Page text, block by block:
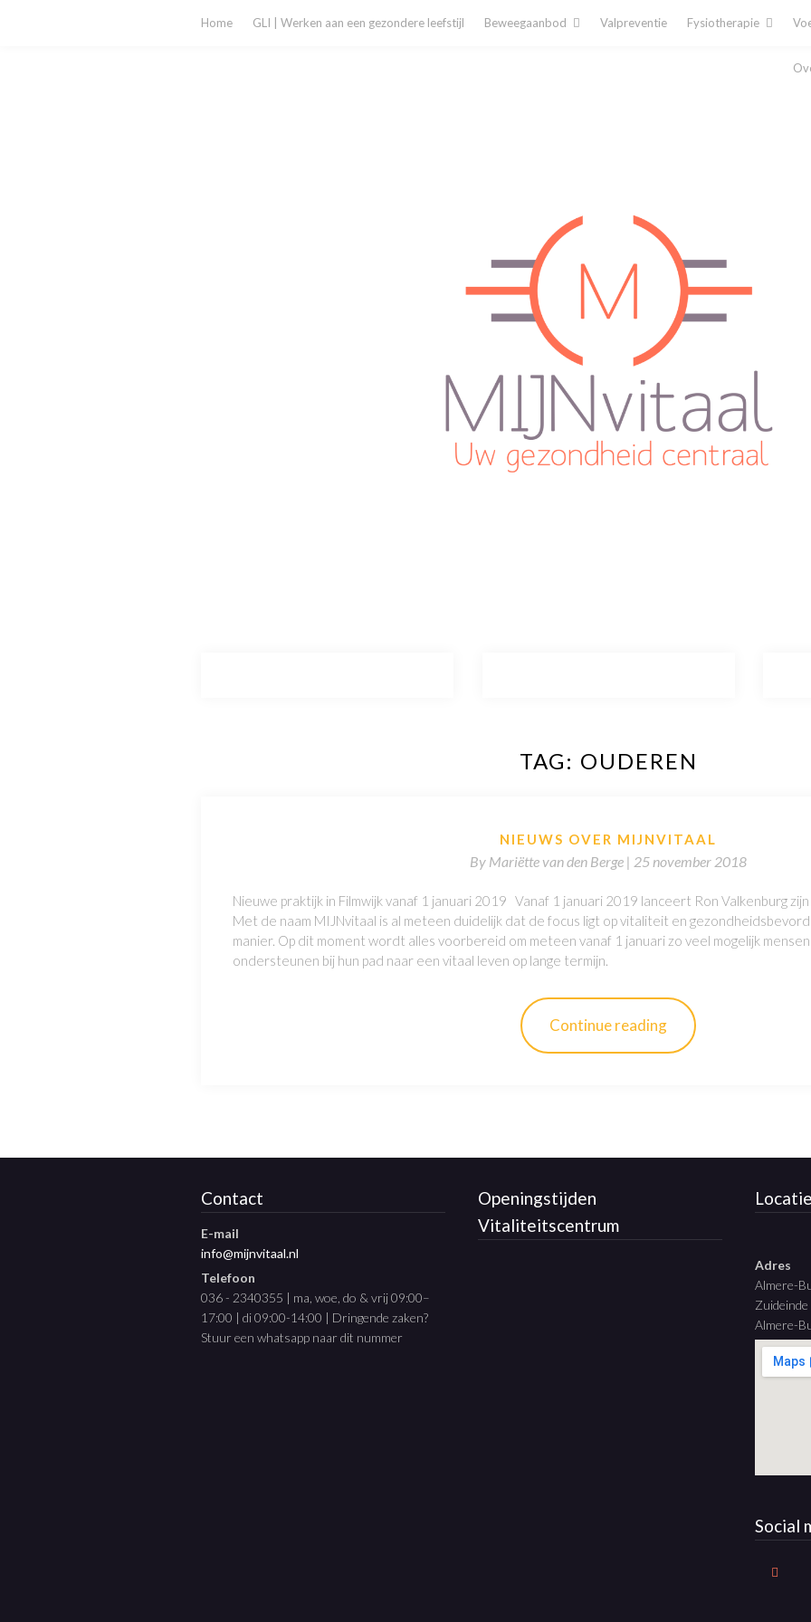
Home GLI | Werken aan een gezondere leefstijl Beweegaanbod Valpreventie Fysiotherapie
TAG: OUDEREN
NIEUWS OVER MIJNVITAAL
By Mariëtte van den Berge | 25 november 2018
Nieuwe praktijk in Filmwijk vanaf 1 januari 2019 Vanaf 1 januari 2019 lanceert Ron Valkenburg
Met de naam MIJNvitaal is al meteen duidelijk dat de focus ligt op vitaliteit en
manier. Op dit moment wordt alles voorbereid om meteen vanaf 1 januari zo veel mogelijk
ondersteunen bij hun pad naar een vitaal leven op lange termijn.
Continue reading
Contact
E-mail
info@mijnvitaal.nl
Telefoon
036 - 2340355 | ma, woe, do & vrij 09:00–
17:00 | di 09:00-14:00 | Dringende zaken?
Stuur een whatsapp naar dit nummer
Openingstijden
Vitaliteitscentrum
Adres
Almere-
Almere-
Social